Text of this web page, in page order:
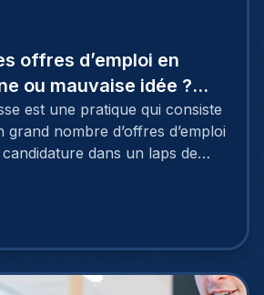
offres d’emploi en
ou mauvaise idée ?
est une pratique qui consiste
nombre d’offres d’emploi
dans un laps de
motivation, est-ce une bonne
& marketing, nous